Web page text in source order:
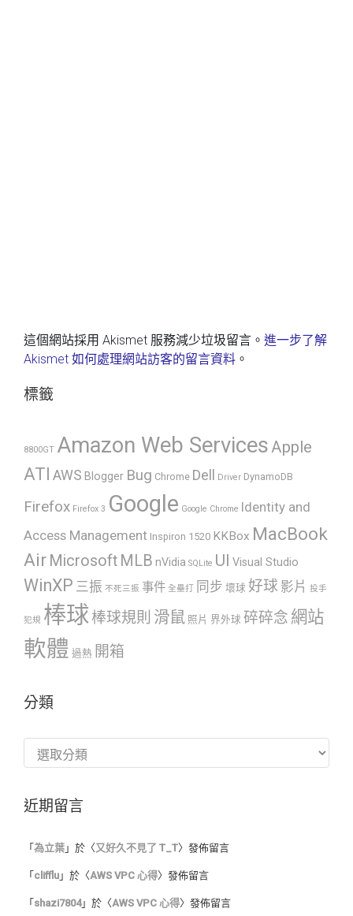
這個網站採用 Akismet 服務減少垃圾留言。 進一步了解
Akismet 如何處理網站訪客的留言資料 。
標籤
8800GT Amazon Web Services Apple
ATI AWS Blogger Bug Chrome Dell Driver DynamoDB
Firefox Firefox 3 Google Google Chrome Identity and
Access Management Inspiron 1520 KKBox MacBook
Air Microsoft MLB nVidia SQLite UI Visual Studio
WinXP 三振 不死三振 事件 全壘打 同步 壞球 好球 影片 投手
犯規 棒球 棒球規則 滑鼠 照片 界外球 碎碎念 網站
軟體 過熱 開箱
分類
近期留言
「 為立葉 」於〈又好久不見了 T_T〉發佈留言
「 clifflu 」於〈AWS VPC 心得〉發佈留言
「 shazi7804」於〈AWS VPC 心得〉發佈留言